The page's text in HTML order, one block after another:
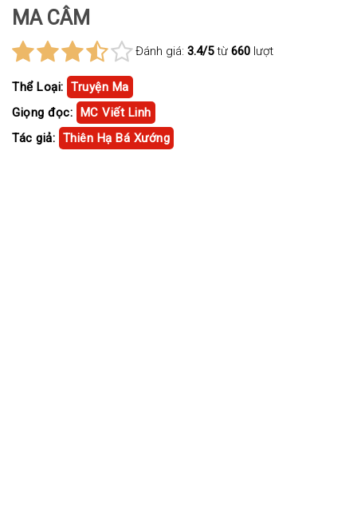
MA CÂM
Đánh giá: 3.4/5từ 660 lượt
Thể Loại: Truyện Ma
Giọng đọc: MC Viết Linh
Tác giả: Thiên Hạ Bá Xướng